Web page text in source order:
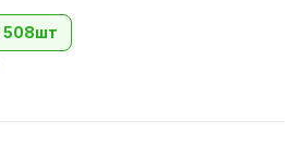
508шт